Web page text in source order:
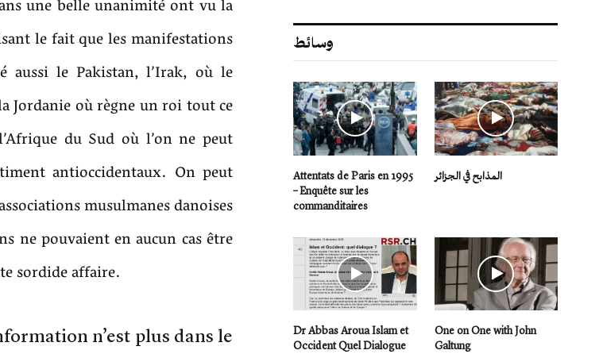
une belle unanimité ont vu la
le fait que les manifestations
aussi le Pakistan, l’Irak, où le
Jordanie où règne un roi tout ce
du Sud où l’on ne peut
antioccidentaux. On peut
musulmanes danoises
ne pouvaient en aucun cas être
sordide affaire.
n’est plus dans le
وسائط
Attentats de Paris en 1995
– Enquête sur les
commanditaires
المذابح في الجزائر
Dr Abbas Aroua Islam et
Occident Quel Dialogue
One on One with John
Galtung